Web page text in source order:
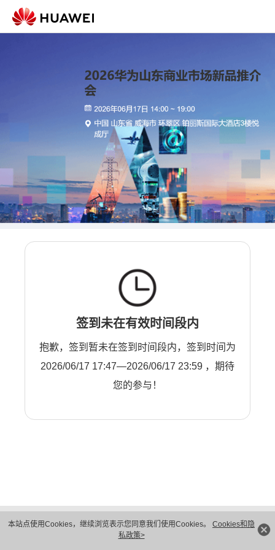
本站点使用Cookies，继续浏览表示您同意我们使用Cookies。 Cookies和隐
私政策>
签到未在有效时间段内
抱歉，签到暂未在签到时间段内，签到时间为
2026/06/17 17:47—2026/06/17 23:59 ，期待
您的参与！
隐私保护
法律声明